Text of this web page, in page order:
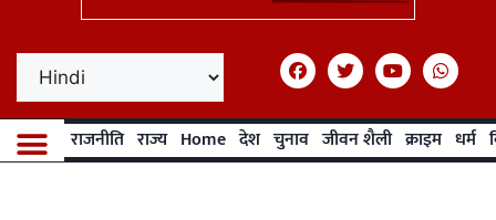
राजनीति राज्य Home देश चुनाव जीवन शैली क्राइम धर्म